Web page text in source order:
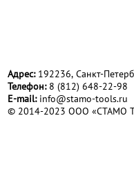
Адрес:192236, Санкт-
Телефон:8 (812) 648-22-98
Е-mail: info@stamo-tools.ru
© 2014-2023 ООО «СТАМО